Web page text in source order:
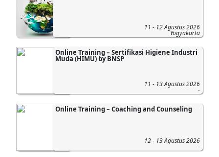
11 - 12 Agustus 2026
Yogyakarta
Online Training – Sertifikasi Higiene Industri
Muda (HIMU) by BNSP
11 - 13 Agustus 2026
-
Online Training – Coaching and Counseling
12 - 13 Agustus 2026
-